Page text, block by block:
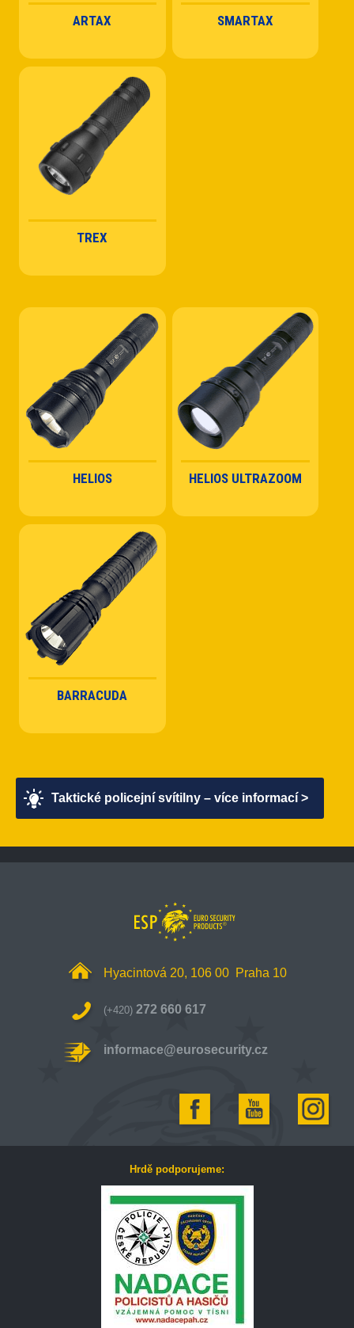
ARTAX SMARTAX
TREX
HELIOS HELIOS ULTRAZOOM
BARRACUDA
Taktické policejní svítilny – více informací >
Hyacintová 20, 106 00 Praha 10
(+420) 272 660 617
informace@eurosecurity.cz
Hrdě podporujeme: